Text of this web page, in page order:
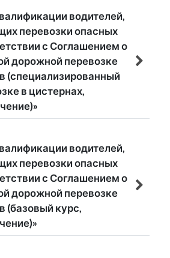
водителей,
перевозки опасных
с Соглашением о
дорожной перевозке
(специализированный
в цистернах,
водителей,
перевозки опасных
с Соглашением о
дорожной перевозке
(базовый курс,